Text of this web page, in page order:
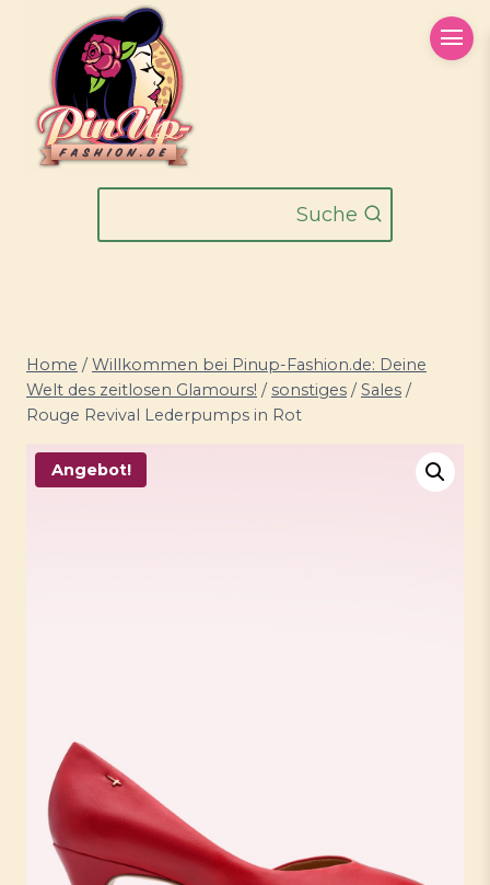
springen
Suche
Home / Willkommen bei Pinup-Fashion.de: Deine
Welt des zeitlosen Glamours! / sonstiges / Sales /
Rouge Revival Lederpumps in Rot
Angebot!